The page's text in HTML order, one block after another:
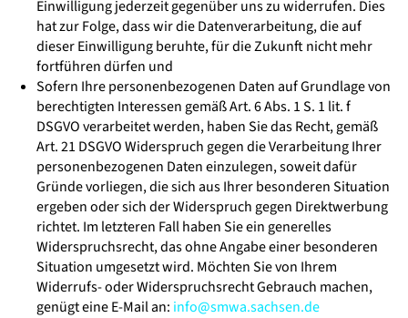
Einwilligung jederzeit gegenüber uns zu widerrufen. Dies
hat zur Folge, dass wir die Datenverarbeitung, die auf
dieser Einwilligung beruhte, für die Zukunft nicht mehr
fortführen dürfen und
Sofern Ihre personenbezogenen Daten auf Grundlage von
berechtigten Interessen gemäß Art. 6 Abs. 1 S. 1 lit. f
DSGVO verarbeitet werden, haben Sie das Recht, gemäß
Art. 21 DSGVO Widerspruch gegen die Verarbeitung Ihrer
personenbezogenen Daten einzulegen, soweit dafür
Gründe vorliegen, die sich aus Ihrer besonderen Situation
ergeben oder sich der Widerspruch gegen Direktwerbung
richtet. Im letzteren Fall haben Sie ein generelles
Widerspruchsrecht, das ohne Angabe einer besonderen
Situation umgesetzt wird. Möchten Sie von Ihrem
Widerrufs- oder Widerspruchsrecht Gebrauch machen,
genügt eine E-Mail an: info@smwa.sachsen.de